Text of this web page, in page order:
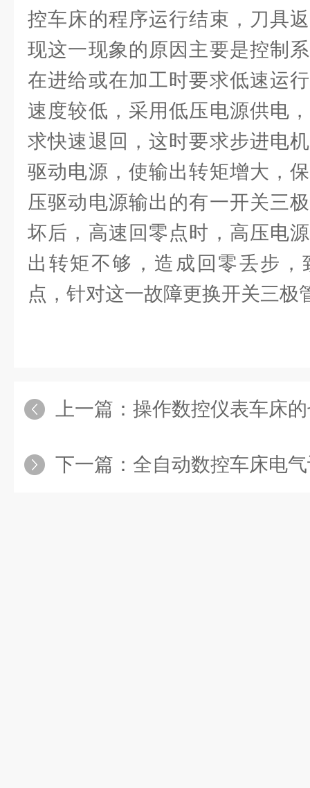
控车床的程序运行结束，刀具
现这一现象的原因主要是控制
在进给或在加工时要求低速运
速度较低，采用低压电源供电
求快速退回，这时要求步进电
驱动电源，使输出转矩增大，
压驱动电源输出的有一开关三
坏后，高速回零点时，高压电
出转矩不够，造成回零丢步
点，针对这一故障更换开关三极
上一篇： 操作数控仪表车床
下一篇： 全自动数控车床电